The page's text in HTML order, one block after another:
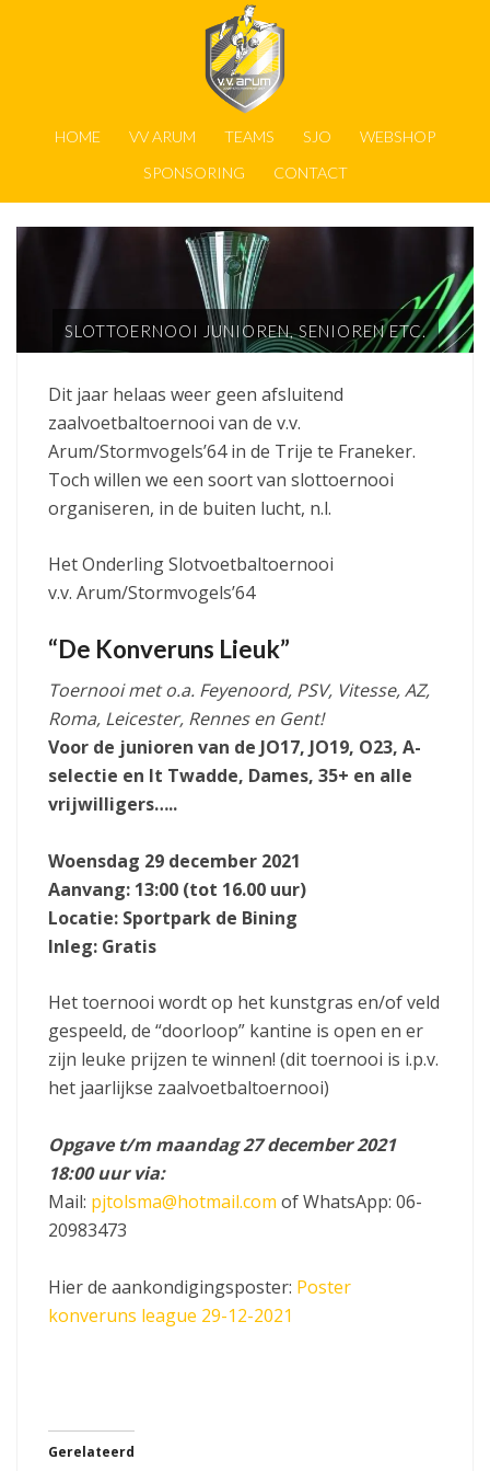
HOME VV ARUM TEAMS SJO
WEBSHOP
SPONSORING
CONTACT
SLOTTOERNOOI JUNIOREN, SENIOREN ETC.
Dit jaar helaas weer geen afsluitend
zaalvoetbaltoernooi van de v.v.
Arum/Stormvogels’64 in de Trije te Franeker.
Toch willen we een soort van slottoernooi
organiseren, in de buiten lucht, n.l.
Het Onderling Slotvoetbaltoernooi
v.v. Arum/Stormvogels’64
“De Konveruns Lieuk”
Toernooi met o.a. Feyenoord, PSV, Vitesse, AZ,
Roma, Leicester, Rennes en Gent!
Voor de junioren van de JO17, JO19, O23, A-
selectie en It Twadde, Dames, 35+ en alle
vrijwilligers…..
Woensdag 29 december 2021
Aanvang: 13:00 (tot 16.00 uur)
Locatie: Sportpark de Bining
Inleg: Gratis
Het toernooi wordt op het kunstgras en/of veld
gespeeld, de “doorloop” kantine is open en er
zijn leuke prijzen te winnen! (dit toernooi is i.p.v.
het jaarlijkse zaalvoetbaltoernooi)
Opgave t/m maandag 27 december 2021
18:00 uur via:
Mail: pjtolsma@hotmail.com of WhatsApp: 06-
20983473
Hier de aankondigingsposter: Poster
konveruns league 29-12-2021
Gerelateerd